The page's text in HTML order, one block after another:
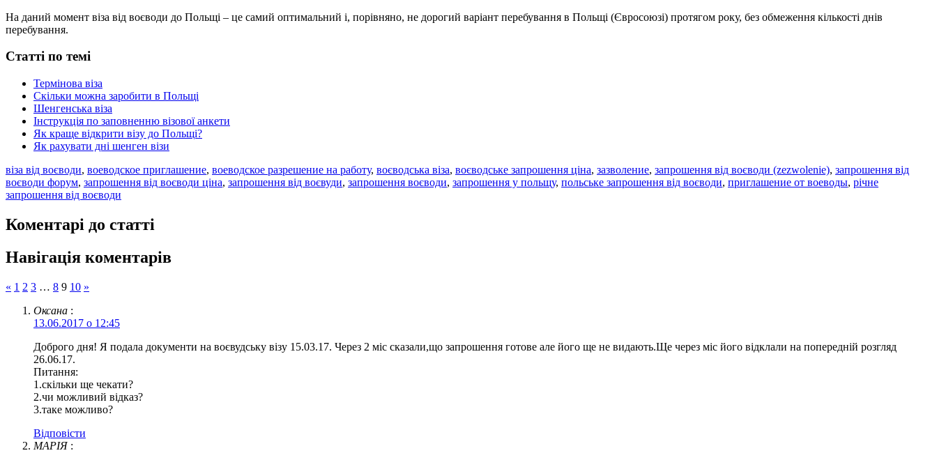
На даний момент віза від воєводи до Польщі – це самий оптимальний і, порівняно, не дорогий варіант перебування в Польщі (Євросоюзі) протягом року, без обмеження кількості днів
перебування.
Статті по темі
Термінова віза
Скільки можна заробити в Польщі
Шенгенська віза
Інструкція по заповненню візової анкети
Як краще відкрити візу до Польщі?
Як рахувати дні шенген візи
віза від воєводи, воеводское приглашение, воеводское разрешение на работу, воєводська віза, воєводське запрошення ціна, зазволение, запрошення від воєводи (zezwolenie), запрошення від
воєводи форум, запрошення від воєводи ціна, запрошення від воєвуди, запрошення воєводи, запрошення у польщу, польське запрошення від воєводи, приглашение от воеводы, річне
запрошення від воєводи
Коментарі до статті
Навігація коментарів
« 1 2 3 … 8 9 10 »
Оксана :
13.06.2017 о 12:45
Доброго дня! Я подала документи на воєвудську візу 15.03.17. Через 2 міс сказали,що запрошення готове але його ще не видають.Ще через міс його відклали на попередній розгляд
26.06.17.
Питання:
1.скільки ще чекати?
2.чи можливий відказ?
3.таке можливо?
Відповіcти
МАРІЯ :